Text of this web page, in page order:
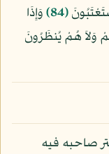
﴿84﴾
وَإِذَا
وَلاَ هُمْ يُنظَرُونَ
صاحبه فيه